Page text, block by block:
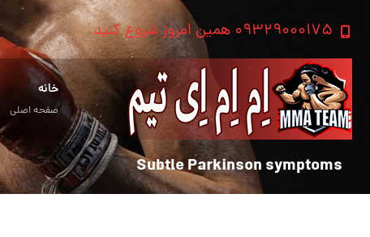
۰۹۳۲۹۰۰۰۱۷۵ همین امروز شروع کنید
خانه
صفحه اصلی
Subtle Parkinson symptoms